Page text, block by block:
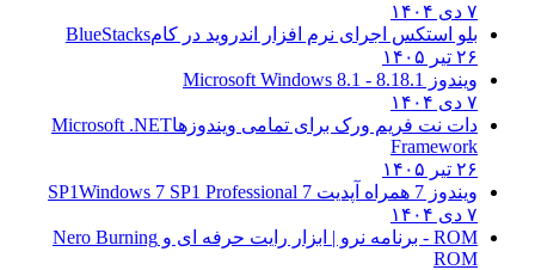
بلو استکس اجرای نرم افزار اندروید در کام BlueStacks
ویندوز 8.18.1 - Microsoft Windows 8.1
دات نت فریم ورک برای تمامی ویندوزهاMicrosoft .NET
Framework
ویندوز 7 همراه آپدیت 7 SP1
Windows 7 SP1 Professional
ROM - برنامه نرو | ابزار رایت حرفه ای و
Nero Burning
ROM